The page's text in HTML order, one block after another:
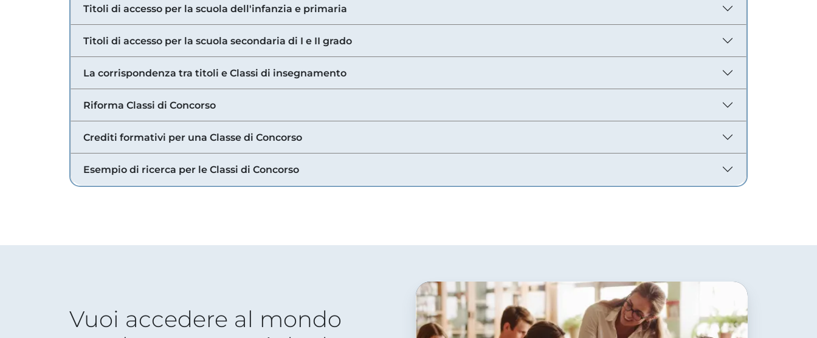
Titoli di accesso per la scuola dell'infanzia e primaria
Titoli di accesso per la scuola secondaria di I e II grado
La corrispondenza tra titoli e Classi di insegnamento
Riforma Classi di Concorso
Crediti formativi per una Classe di Concorso
Esempio di ricerca per le Classi di Concorso
Vuoi accedere al mondo